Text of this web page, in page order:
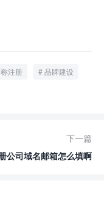
注册 品牌建设
下一篇
公司域名邮箱怎么填啊